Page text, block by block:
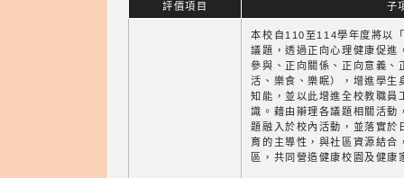
評價項目 子
本校自110至114學年度將以
議題，透過正向心理健康促進
參與、正向關係、正向意義、
活、樂食、樂眠），增進學生
知能，並以此增進全校教職員
識。藉由辮理各議題相關活動
題融入於校內活動，並落實於
育的主導性，與社區資源結合
區，共同營造健康校園及健康